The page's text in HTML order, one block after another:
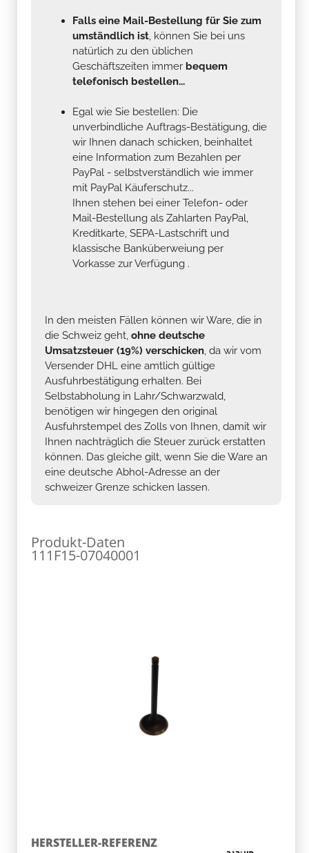
Falls eine Mail-Bestellung für Sie zum
umständlich ist, können Sie bei uns
natürlich zu den üblichen
Geschäftszeiten immer bequem
telefonisch bestellen...
Egal wie Sie bestellen: Die
unverbindliche Auftrags-Bestätigung, die
wir Ihnen danach schicken, beinhaltet
eine Information zum Bezahlen per
PayPal - selbstverständlich wie immer
mit PayPal Käuferschutz...
Ihnen stehen bei einer Telefon- oder
Mail-Bestellung als Zahlarten PayPal,
Kreditkarte, SEPA-Lastschrift und
klassische Banküberweiung per
Vorkasse zur Verfügung .
In den meisten Fällen können wir Ware, die in
die Schweiz geht, ohne deutsche
Umsatzsteuer (19%) verschicken, da wir vom
Versender DHL eine amtlich gültige
Ausfuhrbestätigung erhalten. Bei
Selbstabholung in Lahr/Schwarzwald,
benötigen wir hingegen den original
Ausfuhrstempel des Zolls von Ihnen, damit wir
Ihnen nachträglich die Steuer zurück erstatten
können. Das gleiche gilt, wenn Sie die Ware an
eine deutsche Abhol-Adresse an der
schweizer Grenze schicken lassen.
Produkt-Daten
111F15-07040001
HERSTELLER-REFERENZ